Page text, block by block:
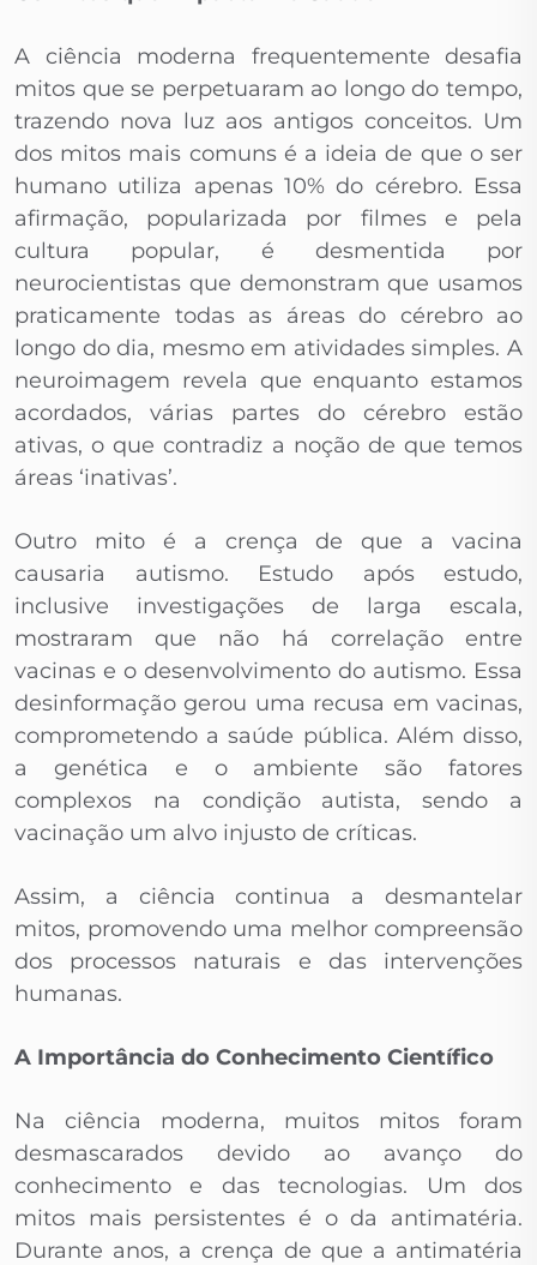
A ciência moderna frequentemente desafia
mitos que se perpetuaram ao longo do tempo,
trazendo nova luz aos antigos conceitos. Um
dos mitos mais comuns é a ideia de que o ser
humano utiliza apenas 10% do cérebro. Essa
afirmação, popularizada por filmes e pela
cultura popular, é desmentida por
neurocientistas que demonstram que usamos
praticamente todas as áreas do cérebro ao
longo do dia, mesmo em atividades simples. A
neuroimagem revela que enquanto estamos
acordados, várias partes do cérebro estão
ativas, o que contradiz a noção de que temos
áreas ‘inativas’.
Outro mito é a crença de que a vacina
causaria autismo. Estudo após estudo,
inclusive investigações de larga escala,
mostraram que não há correlação entre
vacinas e o desenvolvimento do autismo. Essa
desinformação gerou uma recusa em vacinas,
comprometendo a saúde pública. Além disso,
a genética e o ambiente são fatores
complexos na condição autista, sendo a
vacinação um alvo injusto de críticas.
Assim, a ciência continua a desmantelar
mitos, promovendo uma melhor compreensão
dos processos naturais e das intervenções
humanas.
A Importância do Conhecimento Científico
Na ciência moderna, muitos mitos foram
desmascarados devido ao avanço do
conhecimento e das tecnologias. Um dos
mitos mais persistentes é o da antimatéria.
Durante anos, a crença de que a antimatéria